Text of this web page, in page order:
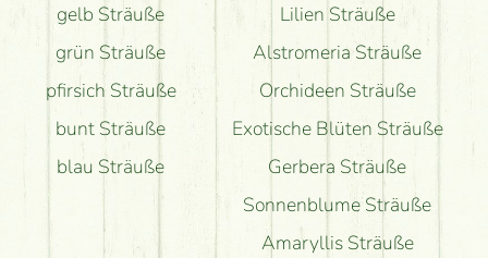
gelb Sträuße
grün Sträuße
pfirsich Sträuße
bunt Sträuße
blau Sträuße
Lilien Sträuße
Alstromeria Sträuße
Orchideen Sträuße
Exotische Blüten Sträuße
Gerbera Sträuße
Sonnenblume Sträuße
Amaryllis Sträuße